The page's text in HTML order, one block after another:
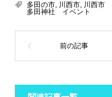
多田の市, 川西市, 川西市
多田神社 イベント